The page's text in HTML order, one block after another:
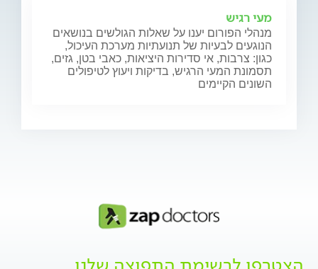
מעי רגיש
מנהלי הפורום יענו על שאלות הגולשים בנושאים
הנוגעים לבעיות של תנועתיות מערכת העיכול,
כגון: צרבות, אי סדירות היציאות, כאבי בטן, גזים,
תסמונת המעי הרגיש, בדיקות ויעוץ לטיפולים
השונים הקיימים